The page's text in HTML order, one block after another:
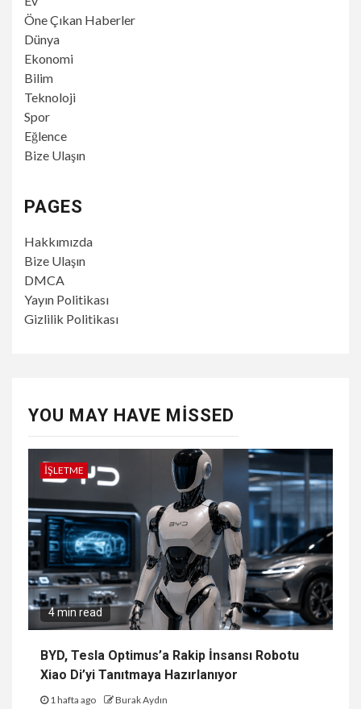
Öne Çıkan Haberler
Dünya
Ekonomi
Bilim
Teknoloji
Spor
Eğlence
Bize Ulaşın
PAGES
Hakkımızda
Bize Ulaşın
DMCA
Yayın Politikası
Gizlilik Politikası
YOU MAY HAVE MISSED
İŞLETME
4 min read
BYD, Tesla Optimus’a Rakip İnsansı Robotu
Xiao Di’yi Tanıtmaya Hazırlanıyor
1 hafta ago Burak Aydın